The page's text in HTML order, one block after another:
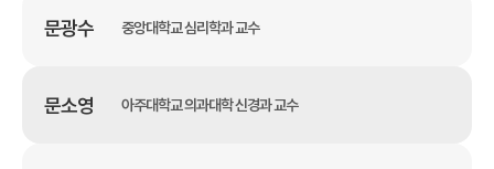
문광수 중앙대학교 심리학과 교수
문소영 아주대학교 의과대학 신경과 교수